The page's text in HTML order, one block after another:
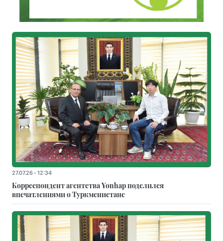
27.07.26 - 12:34
Корреспондент агентства Yonhap поделился
впечатлениями о Туркменистане